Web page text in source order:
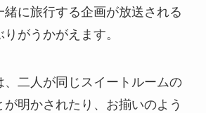
に旅行する企画が放送される
がうかがえます。
、二人が同じスイートルームの
明かされたり、お揃いのよう